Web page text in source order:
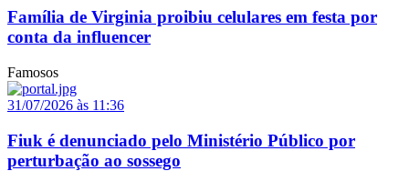
Família de Virginia proibiu celulares em festa por
conta da influencer
Famosos
31/07/2026 às 11:36
Fiuk é denunciado pelo Ministério Público por
perturbação ao sossego